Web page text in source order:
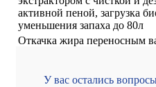
активной пеной, загрузка
уменьшения запаха до 80л
Откачка жира переносным
У вас остались